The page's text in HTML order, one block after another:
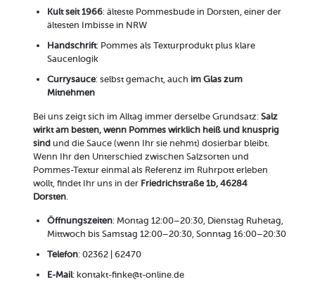
Kult seit 1966: älteste Pommesbude in Dorsten, einer der
ältesten Imbisse in NRW
Handschrift: Pommes als Texturprodukt plus klare
Saucenlogik
Currysauce: selbst gemacht, auch im Glas zum
Mitnehmen
Bei uns zeigt sich im Alltag immer derselbe Grundsatz: Salz
wirkt am besten, wenn Pommes wirklich heiß und knusprig
sindund die Sauce (wenn Ihr sie nehmt) dosierbar bleibt.
Wenn Ihr den Unterschied zwischen Salzsorten und
Pommes-Textur einmal als Referenz im Ruhrpott erleben
wollt, findet Ihr uns in der Friedrichstraße 1b, 46284
Dorsten.
Öffnungszeiten: Montag 12:00–20:30, Dienstag Ruhetag,
Mittwoch bis Samstag 12:00–20:30, Sonntag 16:00–20:30
Telefon: 02362 | 62470
E-Mail: kontakt-finke@t-online.de